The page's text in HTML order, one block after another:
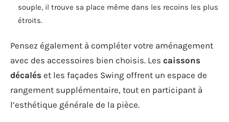
souple, il trouve sa place même dans les recoins les plus
étroits.
Pensez également à compléter votre aménagement
avec des accessoires bien choisis. Les caissons
décalés et les façades Swing offrent un espace de
rangement supplémentaire, tout en participant à
l’esthétique générale de la pièce.